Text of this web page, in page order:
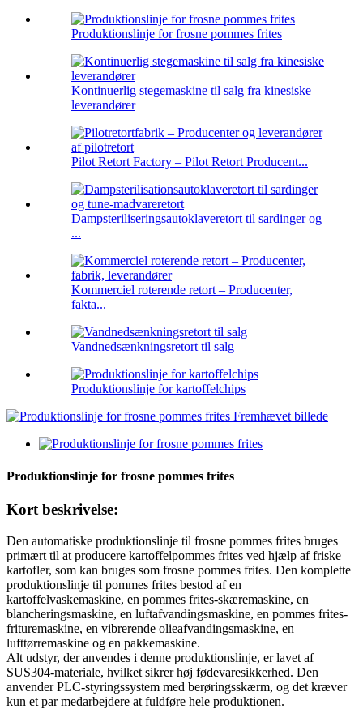
Produktionslinje for frosne pommes frites
Kontinuerlig stegemaskine til salg fra kinesiske
leverandører
Pilot Retort Factory – Pilot Retort Producent...
Dampsteriliseringsautoklaveretort til sardinger og
...
Kommerciel roterende retort – Producenter,
fakta...
Vandnedsænkningsretort til salg
Produktionslinje for kartoffelchips
Produktionslinje for frosne pommes frites
Kort beskrivelse:
Den automatiske produktionslinje til frosne pommes frites bruges
primært til at producere kartoffelpommes frites ved hjælp af friske
kartofler, som kan bruges som frosne pommes frites. Den komplette
produktionslinje til pommes frites bestod af en
kartoffelvaskemaskine, en pommes frites-skæremaskine, en
blancheringsmaskine, en luftafvandingsmaskine, en pommes frites-
frituremaskine, en vibrerende olieafvandingsmaskine, en
lufttørremaskine og en pakkemaskine.
Alt udstyr, der anvendes i denne produktionslinje, er lavet af
SUS304-materiale, hvilket sikrer høj fødevaresikkerhed. Den
anvender PLC-styringssystem med berøringsskærm, og det kræver
kun et par medarbejdere at fuldføre hele produktionen.